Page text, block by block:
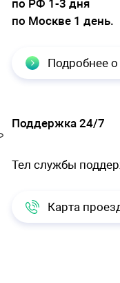
по РФ 1-3 дня
по Москве 1 день.
Подробнее о
Поддержка 24/7
Тел службы
Карта